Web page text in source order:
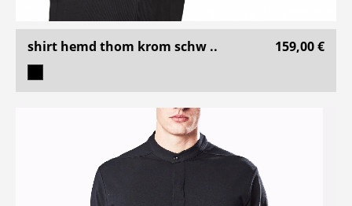
shirt hemd thom krom schw .. 159,00 €